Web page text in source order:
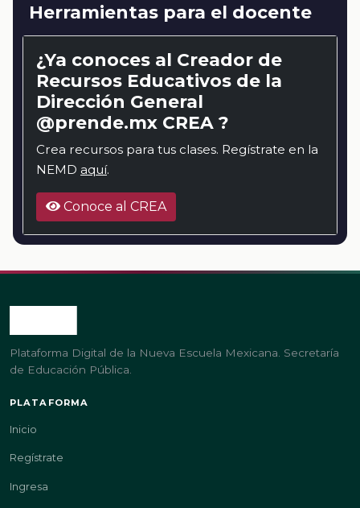
Herramientas para el docente
¿Ya conoces al Creador de
Recursos Educativos de la
Dirección General
@prende.mx CREA ?
Crea recursos para tus clases. Regístrate en la
NEMD aquí.
Conoce al CREA
Plataforma Digital de la Nueva Escuela Mexicana. Secretaría
de Educación Pública.
PLATAFORMA
Inicio
Regístrate
Ingresa